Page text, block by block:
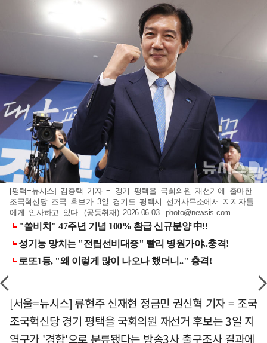
[평택=뉴시스] 김종택 기자 = 경기 평택을 국회의원 재선거에 출마한
조국혁신당 조국 후보가 3일 경기도 평택시 선거사무소에서 지지자들
에게 인사하고 있다. (공동취재) 2026.06.03. photo@newsis.com
[서울=뉴시스] 류현주 신재현 정금민 권신혁 기자 = 조국
조국혁신당 경기 평택을 국회의원 재선거 후보는 3일 지
역구가 '경합'으로 분류됐다는 방송3사 출구조사 결과에